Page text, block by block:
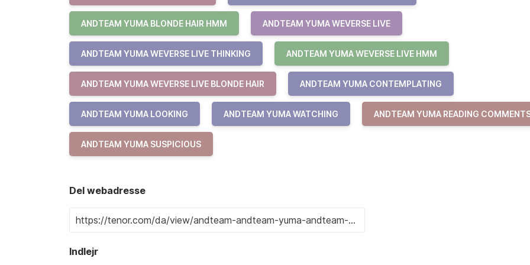
ANDTEAM YUMA BLONDE HAIR HMM ANDTEAM YUMA WEVERSE LIVE
ANDTEAM YUMA WEVERSE LIVE THINKING ANDTEAM YUMA WEVERSE LIVE HMM
ANDTEAM YUMA WEVERSE LIVE BLONDE HAIR ANDTEAM YUMA CONTEMPLATING
ANDTEAM YUMA LOOKING ANDTEAM YUMA WATCHING ANDTEAM YUMA READING
ANDTEAM YUMA SUSPICIOUS
Del webadresse
Indlejr